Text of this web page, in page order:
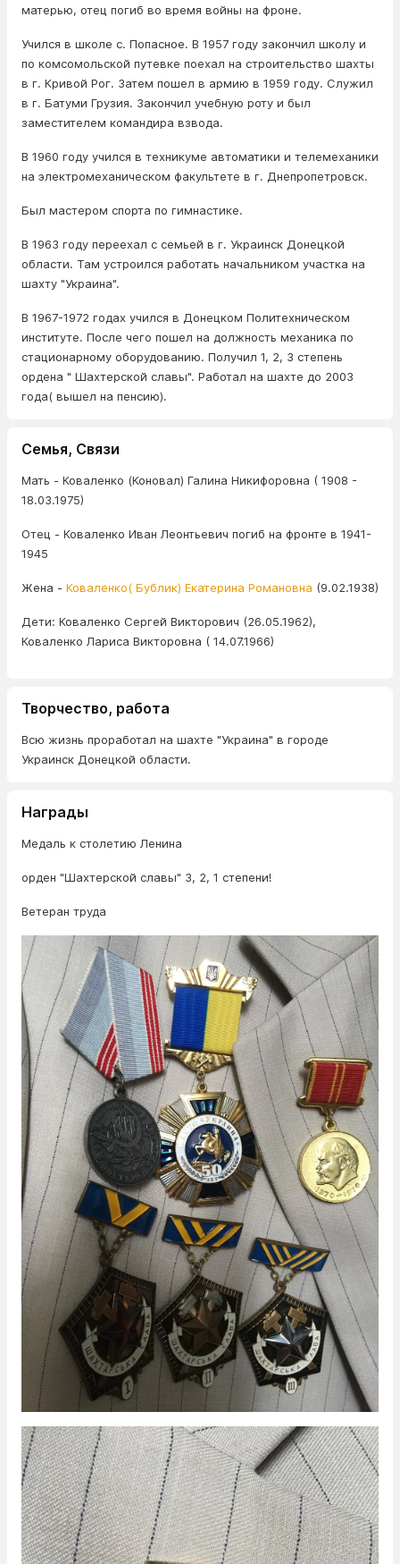
матерью, отец погиб во время войны на фроне.
Учился в школе с. Попасное. В 1957 году закончил школу и
по комсомольской путевке поехал на строительство шахты
в г. Кривой Рог. Затем пошел в армию в 1959 году. Служил
в г. Батуми Грузия. Закончил учебную роту и был
заместителем командира взвода.
В 1960 году учился в техникуме автоматики и телемеханики
на электромеханическом факультете в г. Днепропетровск.
Был мастером спорта по гимнастике.
В 1963 году переехал с семьей в г. Украинск Донецкой
области. Там устроился работать начальником участка на
шахту "Украина".
В 1967-1972 годах учился в Донецком Политехническом
институте. После чего пошел на должность механика по
стационарному оборудованию. Получил 1, 2, 3 степень
ордена " Шахтерской славы". Работал на шахте до 2003
года( вышел на пенсию).
Семья, Связи
Мать - Коваленко (Коновал) Галина Никифоровна ( 1908 -
18.03.1975)
Отец - Коваленко Иван Леонтьевич погиб на фронте в 1941-
1945
Жена - Коваленко( Бублик) Екатерина Романовна (9.02.1938)
Дети: Коваленко Сергей Викторович (26.05.1962),
Коваленко Лариса Викторовна ( 14.07.1966)
Творчество, работа
Всю жизнь проработал на шахте "Украина" в городе
Украинск Донецкой области.
Награды
Медаль к столетию Ленина
орден "Шахтерской славы" 3, 2, 1 степени!
Ветеран труда